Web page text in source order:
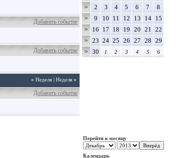
Добавить событие
Добавить событие
« Неделя | Неделя »
Добавить событие
> 2 3 4 5 6 7 8
> 9 10 11 12 13 14 15
> 16 17 18 19 20 21 22
> 23 24 25 26 27 28 29
> 30 1 2 3 4 5 6
Перейти к месяцу
Календарь